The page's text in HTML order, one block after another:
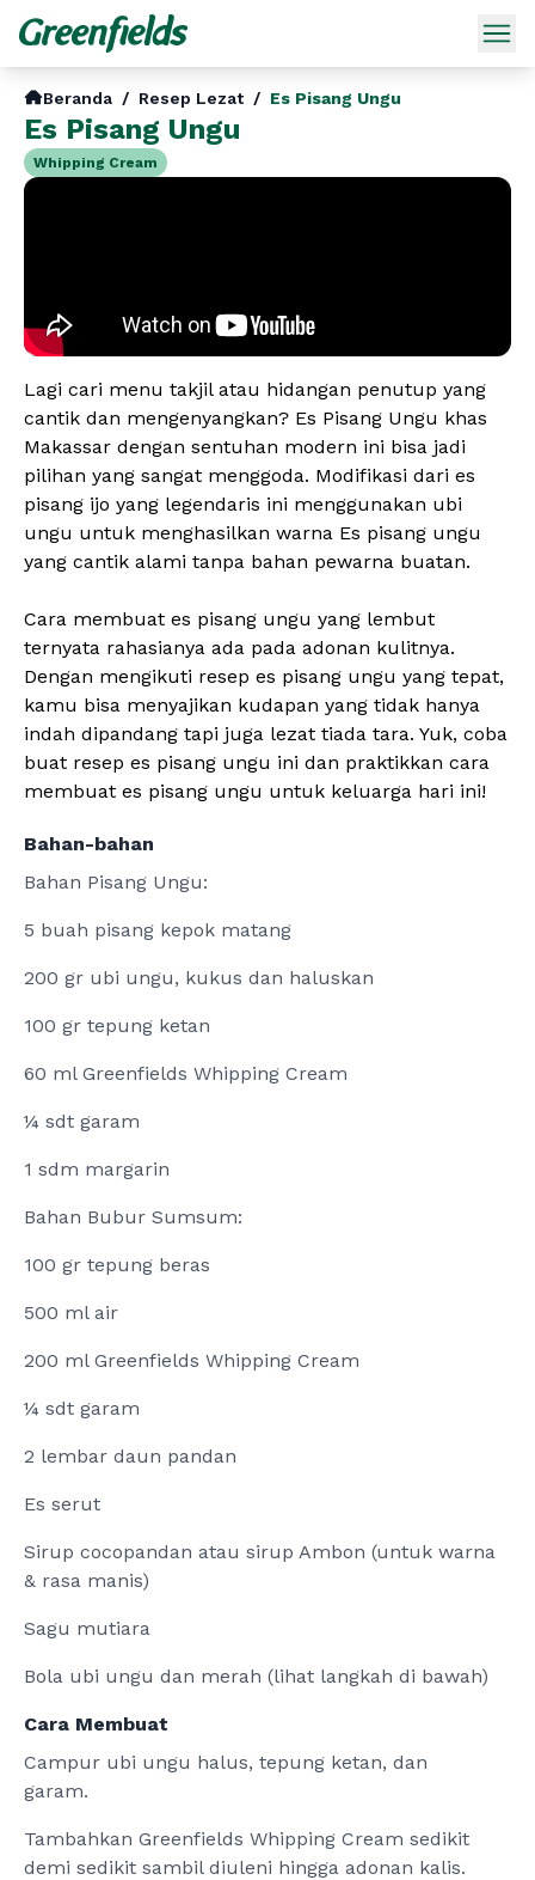
Beranda / Resep Lezat / Es Pisang Ungu
Es Pisang Ungu
Whipping Cream
Lagi cari menu takjil atau hidangan penutup yang
cantik dan mengenyangkan? Es Pisang Ungu khas
Makassar dengan sentuhan modern ini bisa jadi
pilihan yang sangat menggoda. Modifikasi dari es
pisang ijo yang legendaris ini menggunakan ubi
ungu untuk menghasilkan warna Es pisang ungu
yang cantik alami tanpa bahan pewarna buatan.
Cara membuat es pisang ungu yang lembut
ternyata rahasianya ada pada adonan kulitnya.
Dengan mengikuti resep es pisang ungu yang tepat,
kamu bisa menyajikan kudapan yang tidak hanya
indah dipandang tapi juga lezat tiada tara. Yuk, coba
buat resep es pisang ungu ini dan praktikkan cara
membuat es pisang ungu untuk keluarga hari ini!
Bahan-bahan
Bahan Pisang Ungu:
5 buah pisang kepok matang
200 gr ubi ungu, kukus dan haluskan
100 gr tepung ketan
60 ml Greenfields Whipping Cream
¼ sdt garam
1 sdm margarin
Bahan Bubur Sumsum:
100 gr tepung beras
500 ml air
200 ml Greenfields Whipping Cream
¼ sdt garam
2 lembar daun pandan
Es serut
Sirup cocopandan atau sirup Ambon (untuk warna
& rasa manis)
Sagu mutiara
Bola ubi ungu dan merah (lihat langkah di bawah)
Cara Membuat
Campur ubi ungu halus, tepung ketan, dan
garam.
Tambahkan Greenfields Whipping Cream sedikit
demi sedikit sambil diuleni hingga adonan kalis.